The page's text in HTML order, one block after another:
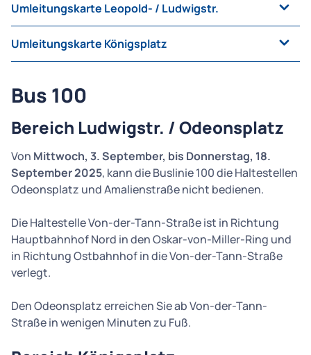
Umleitungskarte Leopold- / Ludwigstr.
Umleitungskarte Königsplatz
Bus 100
Bereich Ludwigstr. / Odeonsplatz
Von Mittwoch, 3. September, bis Donnerstag, 18.
September 2025, kann die Buslinie 100 die Haltestellen
Odeonsplatz und Amalienstraße nicht bedienen.
Die Haltestelle Von-der-Tann-Straße ist in Richtung
Hauptbahnhof Nord in den Oskar-von-Miller-Ring und
in Richtung Ostbahnhof in die Von-der-Tann-Straße
verlegt.
Den Odeonsplatz erreichen Sie ab Von-der-Tann-
Straße in wenigen Minuten zu Fuß.